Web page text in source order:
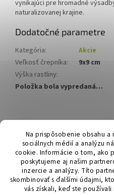
Na prispôsobenie obsahu
sociálnych médií a analýzu
cookie. Informácie o tom, ako
poskytujeme aj našim
inzercie a analýzy. Títo
skombinovať s ďalšími údajmi,
vás získali, keď ste používali
vynikajúci pre hromadné
naturalizovanej krajine.
Dodatočné parametre
Kategória:
Akcie
Veľkosť črepníka:
9x9 cm
Výška rastliny:
Položka bola vypredaná…
á